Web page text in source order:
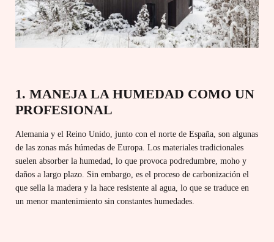
1. MANEJA LA HUMEDAD COMO UN
PROFESIONAL
Alemania y el Reino Unido, junto con el norte de España, son algunas
de las zonas más húmedas de Europa. Los materiales tradicionales
suelen absorber la humedad, lo que provoca podredumbre, moho y
daños a largo plazo. Sin embargo, es el proceso de carbonización el
que sella la madera y la hace resistente al agua, lo que se traduce en
un menor mantenimiento sin constantes humedades.